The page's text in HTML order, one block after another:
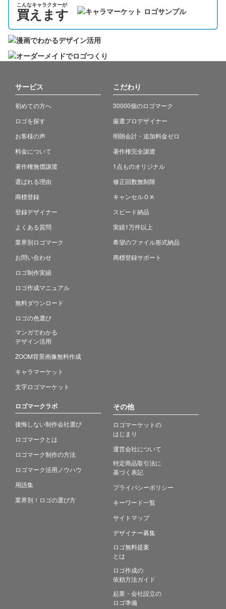
こんなキャラクターが
買えます
サービス
初めての方へ
ロゴを探す
お客様の声
料金について
著作権無償譲渡
選ばれる理由
商標登録
登録デザイナー
よくある質問
業界別ロゴマーク
お問い合わせ
ロゴ制作実績
ロゴ作成マニュアル
無料ダウンロード
ロゴの色選び
マンガでわかる
デザイン活用
ZOOM背景画像無料作成
キャラマーケット
文字ロゴマーケット
こだわり
30000個のロゴマーク
厳選プロデザイナー
明朗会計・追加料金ゼロ
著作権完全譲渡
1点ものオリジナル
修正回数無制限
キャンセルＯＫ
スピード納品
実績1万件以上
希望のファイル形式納品
商標登録サポート
ロゴマークラボ
後悔しない制作会社選び
ロゴマークとは
ロゴマーク制作の方法
ロゴマーク活用ノウハウ
用語集
業界別！ロゴの選び方
その他
ロゴマーケットの
はじまり
運営会社について
特定商品取引法に
基づく表記
プライバシーポリシー
キーワード一覧
サイトマップ
デザイナー募集
ロゴ無料提案
とは
ロゴ作成の
依頼方法ガイド
起業・会社設立の
ロゴ準備